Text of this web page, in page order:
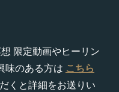
限定動画やヒーリン
味のある方は こちら
くと詳細をお送りい